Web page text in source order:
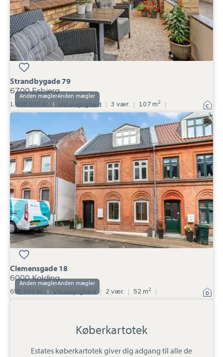
Anden mægler
Strandbygade 79
6700 Esbjerg
1.498.000 kr. | Villalejlighed | 3 vær. | 107 m2 |
Clemensgade
18,
6000
Kolding
Anden mægler
Clemensgade 18
6000 Kolding
695.000 kr. | Villalejlighed | 2 vær. | 52 m2 |
Køberkartotek
Estates køberkartotek giver dig adgang til alle de